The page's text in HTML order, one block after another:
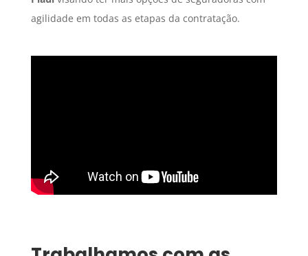
agilidade em todas as etapas da contratação.